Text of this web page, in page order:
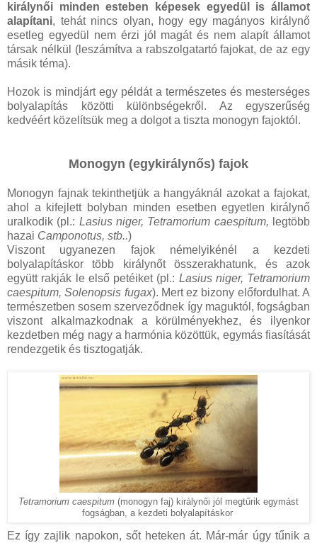
királynői minden esteben képesek egyedül is államot
alapítani, tehát nincs olyan, hogy egy magányos királynő
esetleg egyedül nem érzi jól magát és nem alapít államot
társak nélkül (leszámítva a rabszolgatartó fajokat, de az egy
másik téma).
Hozok is mindjárt egy példát a természetes és mesterséges
bolyalapítás közötti különbségekről. Az egyszerűség
kedvéért közelítsük meg a dolgot a tiszta monogyn fajoktól.
Monogyn (egykirálynős) fajok
Monogyn fajnak tekinthetjük a hangyáknál azokat a fajokat,
ahol a kifejlett bolyban minden esetben egyetlen királynő
uralkodik (pl.: Lasius niger, Tetramorium caespitum, legtöbb
hazai Camponotus, stb..)
Viszont ugyanezen fajok némelyikénél a kezdeti
bolyalapításkor több királynőt összerakhatunk, és azok
együtt rakják le első petéiket (pl.: Lasius niger, Tetramorium
caespitum, Solenopsis fugax). Mert ez bizony előfordulhat. A
természetben sosem szerveződnek így maguktól, fogságban
viszont alkalmazkodnak a körülményekhez, és ilyenkor
kezdetben még nagy a harmónia közöttük, egymás fiasítását
rendezgetik és tisztogatják.
Tetramorium caespitum (monogyn faj) királynői jól megtűrik egymást
fogságban, a kezdeti bolyalapításkor
Ez így zajlik napokon, sőt heteken át. Már-már úgy tűnik a